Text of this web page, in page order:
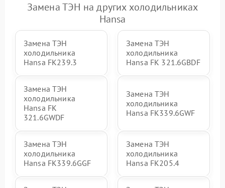
Замена ТЭН на других холодильниках
Hansa
Замена ТЭН
холодильника
Hansa FK239.3
Замена ТЭН
холодильника
Hansa FK 321.6GBDF
Замена ТЭН
холодильника
Hansa FK
321.6GWDF
Замена ТЭН
холодильника
Hansa FK339.6GWF
Замена ТЭН
холодильника
Hansa FK339.6GGF
Замена ТЭН
холодильника
Hansa FK205.4